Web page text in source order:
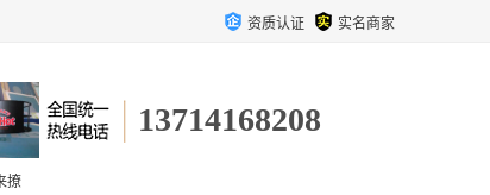
资质认证 实名商家
13714168208
撩